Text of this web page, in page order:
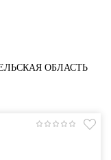
ОБЛАСТЬ